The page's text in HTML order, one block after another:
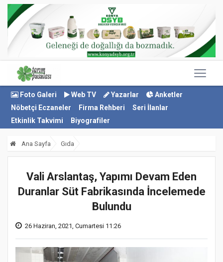
Foto Galeri Web TV Yazarlar
Anketler
Nöbetçi Eczaneler
Firma Rehberi
Seri İlanlar
Etkinlik Takvimi
Biyografiler
Ana Sayfa Gıda
Vali Arslantaş, Yapımı Devam Eden
Duranlar Süt Fabrikasında İncelemede
Bulundu
26 Haziran, 2021, Cumartesi 11:26